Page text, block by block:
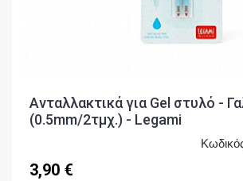
Ανταλλακτικά για Gel στυλό -
(0.5mm/2τμχ.) - Legami
3,90 €